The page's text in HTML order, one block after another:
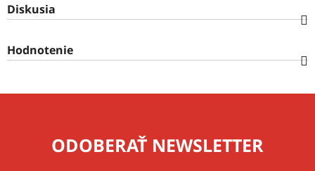
Diskusia
Hodnotenie
ODOBERAŤ NEWSLETTER